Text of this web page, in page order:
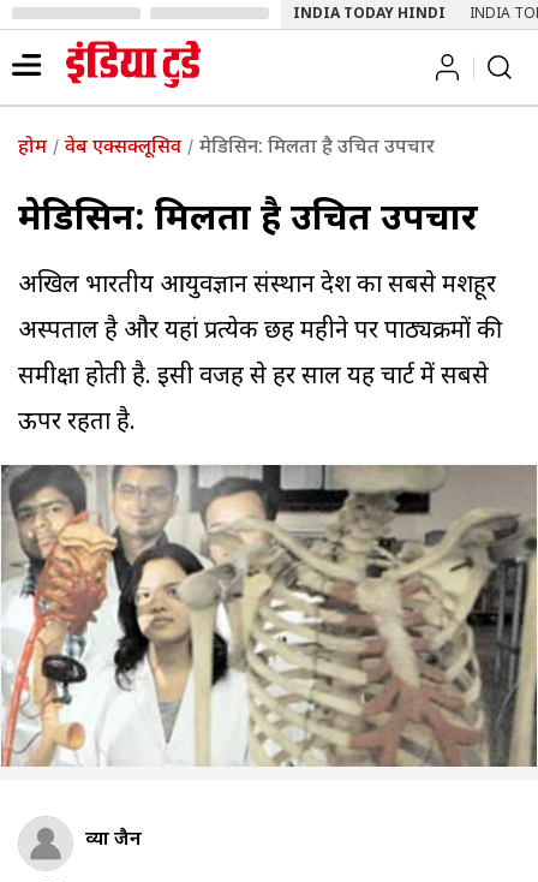
INDIA TODAY HINDI INDIA
होम वेब एक्सक्लूसिव मेडिसिन: मिलता है उचित उपचार
मेडिसिन: मिलता है उचित उपचार
अखिल भारतीय आयुर्विज्ञान संस्थान देश का सबसे मशहूर
अस्पताल है और यहां प्रत्येक छह महीने पर पाठ्यक्रमों की
समीक्षा होती है. इसी वजह से हर साल यह चार्ट में सबसे
ऊपर रहता है.
श्रव्या जैन